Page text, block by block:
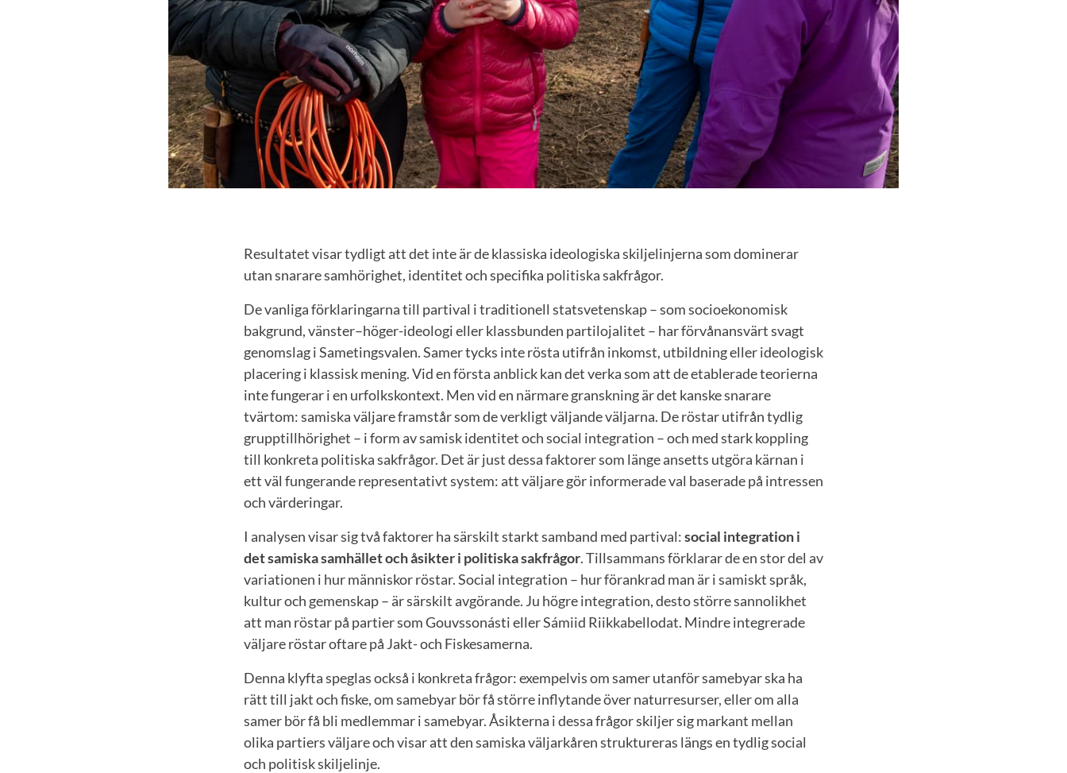
Resultatet visar tydligt att det inte är de klassiska ideologiska skiljelinjerna som dominerar
utan snarare samhörighet, identitet och specifika politiska sakfrågor.
De vanliga förklaringarna till partival i traditionell statsvetenskap – som socioekonomisk
bakgrund, vänster–höger-ideologi eller klassbunden partilojalitet – har förvånansvärt svagt
genomslag i Sametingsvalen. Samer tycks inte rösta utifrån inkomst, utbildning eller ideologisk
placering i klassisk mening. Vid en första anblick kan det verka som att de etablerade teorierna
inte fungerar i en urfolkskontext. Men vid en närmare granskning är det kanske snarare
tvärtom: samiska väljare framstår som de verkligt väljande väljarna. De röstar utifrån tydlig
grupptillhörighet – i form av samisk identitet och social integration – och med stark koppling
till konkreta politiska sakfrågor. Det är just dessa faktorer som länge ansetts utgöra kärnan i
ett väl fungerande representativt system: att väljare gör informerade val baserade på intressen
och värderingar.
I analysen visar sig två faktorer ha särskilt starkt samband med partival:social integration i
det samiska samhället och åsikter i politiska sakfrågor. Tillsammans förklarar de en stor del av
variationen i hur människor röstar. Social integration – hur förankrad man är i samiskt språk,
kultur och gemenskap – är särskilt avgörande. Ju högre integration, desto större sannolikhet
att man röstar på partier som Gouvssonásti eller Sámiid Riikkabellodat. Mindre integrerade
väljare röstar oftare på Jakt- och Fiskesamerna.
Denna klyfta speglas också i konkreta frågor: exempelvis om samer utanför samebyar ska ha
rätt till jakt och fiske, om samebyar bör få större inflytande över naturresurser, eller om alla
samer bör få bli medlemmar i samebyar. Åsikterna i dessa frågor skiljer sig markant mellan
olika partiers väljare och visar att den samiska väljarkåren struktureras längs en tydlig social
och politisk skiljelinje.